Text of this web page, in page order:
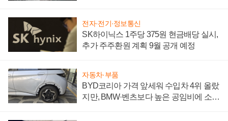
전자·전기·정보통신
SK하이닉스 1주당 375원 현금배당 실시,
추가 주주환원 계획 9월 공개 예정
자동차·부품
BYD코리아 가격 앞세워 수입차 4위 올랐
지만, BMW·벤츠보다 높은 공임비에 소비